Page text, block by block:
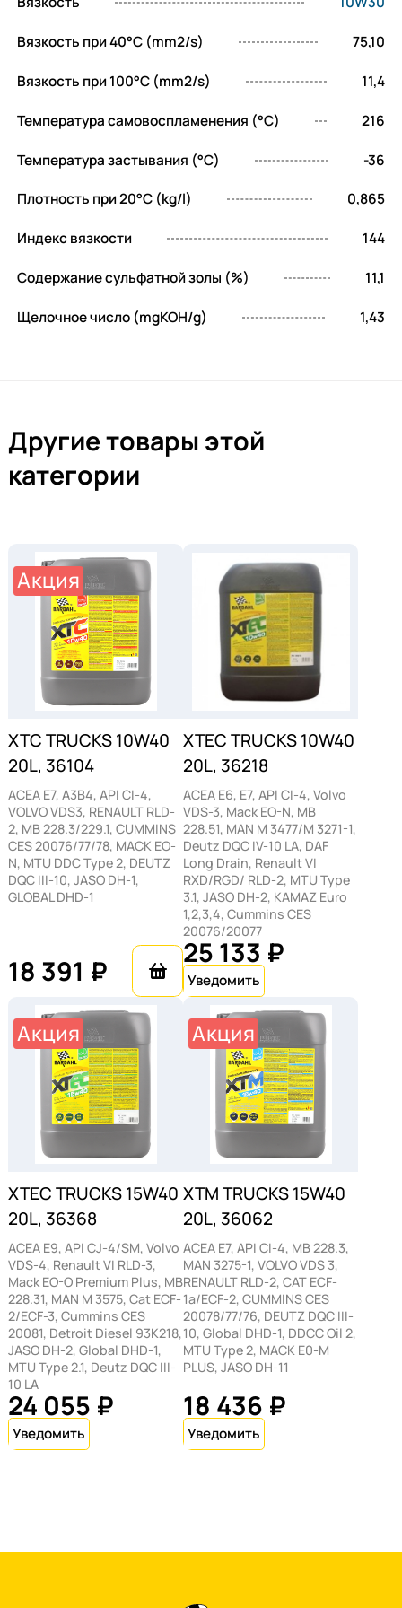
Вязкость при 40°C (mm2/s) 75,10
Вязкость при 100°C (mm2/s) 11,4
Температура самовоспламенения (°C) 216
Температура застывания (°C) -36
Плотность при 20°C (kg/l) 0,865
Индекс вязкости 144
Содержание сульфатной золы (%) 11,1
Щелочное число (mgKOH/g) 1,43
Другие товары этой
категории
Акция
XTC TRUCKS 10W40
20L, 36104
ACEA E7, A3B4, API CI-4,
VOLVO VDS3, RENAULT RLD-
2, MB 228.3/229.1, CUMMINS
CES 20076/77/78, MACK EO-
N, MTU DDC Type 2, DEUTZ
DQC III-10, JASO DH-1,
GLOBAL DHD-1
18 391 ₽
XTEC TRUCKS 10W40
20L, 36218
ACEA E6, E7, API CI-4, Volvo
VDS-3, Mack EO-N, MB
228.51, MAN M 3477/M 3271-1,
Deutz DQC IV-10 LA, DAF
Long Drain, Renault VI
RXD/RGD/ RLD-2, MTU Type
3.1, JASO DH-2, KAMAZ Euro
1,2,3,4, Cummins CES
20076/20077
25 133 ₽
Акция
XTEC TRUCKS 15W40
20L, 36368
ACEA E9, API CJ-4/SM, Volvo
VDS-4, Renault VI RLD-3,
Mack EO-O Premium Plus, MB
228.31, MAN M 3575, Cat ECF-
2/ECF-3, Cummins CES
20081, Detroit Diesel 93K218,
JASO DH-2, Global DHD-1,
MTU Type 2.1, Deutz DQC III-
10 LA
24 055 ₽
Акция
XTM TRUCKS 15W40
20L, 36062
ACEA E7, API CI-4, MB 228.3,
MAN 3275-1, VOLVO VDS 3,
RENAULT RLD-2, CAT ECF-
1a/ECF-2, CUMMINS CES
20078/77/76, DEUTZ DQC III-
10, Global DHD-1, DDCC Oil 2,
MTU Type 2, MACK E0-M
PLUS, JASO DH-11
18 436 ₽